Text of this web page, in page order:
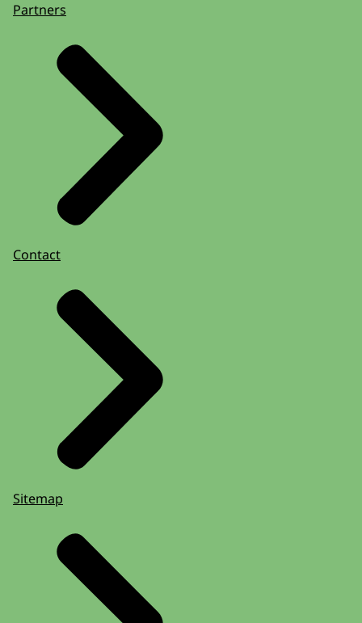
Partners
Contact
Sitemap